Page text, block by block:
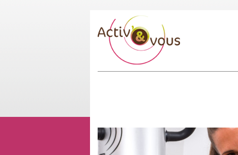
avec abonnements, sauna